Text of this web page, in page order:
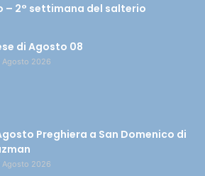
– 2° settimana del salterio
di Agosto 08
Agosto 2026
Preghiera a San Domenico di
Agosto 2026